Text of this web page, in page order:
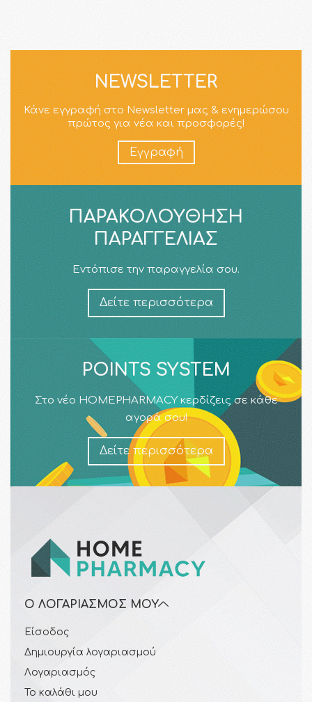
NEWSLETTER
Κάνε εγγραφή στο Newsletter μας & ενημερώσου
πρώτος για νέα και προσφορές!
Εγγραφή
ΠΑΡΑΚΟΛΟΎΘΗΣΗ
ΠΑΡΑΓΓΕΛΊΑΣ
Εντόπισε την παραγγελία σου.
Δείτε περισσότερα
POINTS SYSTEM
Στο νέο HOMEPHARMACY κερδίζεις σε κάθε
αγορά σου!
Δείτε περισσότερα
Ο ΛΟΓΑΡΙΑΣΜΌΣ ΜΟΥ
Είσοδος
Δημιουργία λογαριασμού
Λογαριασμός
Το καλάθι μου